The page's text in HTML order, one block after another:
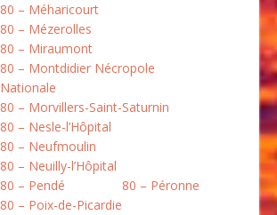
80 – Méharicourt
80 – Mézerolles
80 – Miraumont
80 – Montdidier Nécropole
Nationale
80 – Morvillers-Saint-Saturnin
80 – Nesle-l’Hôpital
80 – Neufmoulin
80 – Neuilly-l’Hôpital
80 – Pendé
80 – Péronne
80 – Poix-de-Picardie